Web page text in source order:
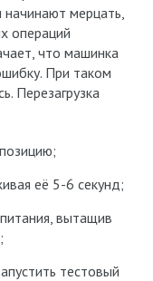
начинают мерцать,
операций
что машинка
При таком
Перезагрузка
её 5-6 секунд;
вытащив
тестовый